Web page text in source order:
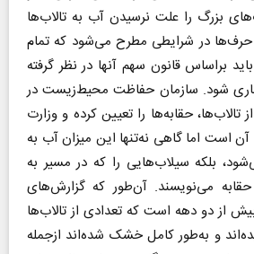
بزرگ را علت نرسیدن آب به تالاب‌ها
در شرایطی مطرح می‌شود که تمام
براساس قانون سهم آنها در نظر گرفته
شود. سازمان حفاظت محیط‌زیست در
حقابه‌ها را تعیین کرده و وزارت
آن است اما گاهی نه‌تنها این میزان آب به
بلکه سیلاب‌هایی را که در مسیر به
می‌نویسند. آن‌طور که گزارش‌های
از دو دهه است که تعدادی از تالاب‌ها
و به‌طور کامل خشک شده‌اند ازجمله